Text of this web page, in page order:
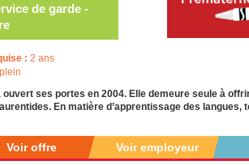
de garde -
: 2 ans
ses portes en 2004. Elle demeure seule à
En matière d’apprentissage des langues,
Voir offre Voir employeur